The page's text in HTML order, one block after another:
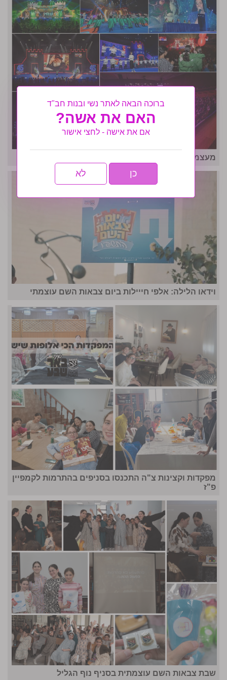
מעצמה: מעל 3,000 בנות זעקו 'רבי' בבנייני האומה
וידאו הלילה: אלפי חייילות ביום צבאות השם עוצמתי
מפקדות וקצינות צ"ה התכנסו בסניפים בהתרמות לקמפיין
פ"ז
שבת צבאות השם עוצמתית בסניף נוף הגליל
ברוכה הבאה לאתר נשי ובנות חב"ד
האם את אשה?
אם את אישה - לחצי אישור
כן לא